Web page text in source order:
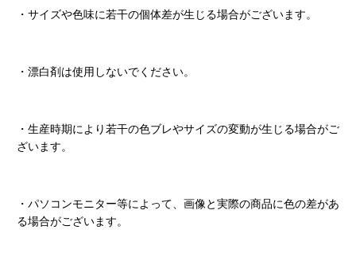
・サイズや色味に若干の個体差が生じる場合がございます。
・漂白剤は使用しないでください。
・生産時期により若干の色ブレやサイズの変動が生じる場合がご
ざいます。
・パソコンモニター等によって、画像と実際の商品に色の差があ
る場合がございます。